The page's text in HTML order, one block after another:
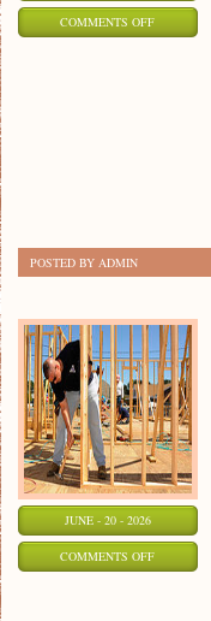
COMMENTS OFFON
POSTED BY ADMIN
JUNE - 20 - 2026
COMMENTS OFFON